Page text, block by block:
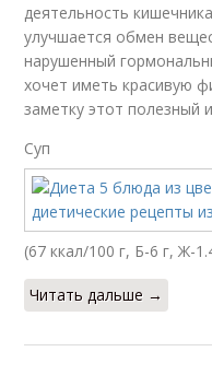
деятельность
улучшается обмен
нарушенный
хочет иметь красивую
заметку этот полезный
Суп
(67 ккал/100 г, Б-6 г, Ж-
Читать дальше →